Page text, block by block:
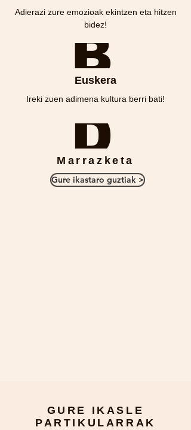
Adierazi zure emozioak ekintzen eta hitzen
bidez!
B
Euskera
Ireki zuen adimena kultura berri bati!
D
Marrazketa
Gure ikastaro guztiak >
GURE IKASLE
PARTIKULARRAK